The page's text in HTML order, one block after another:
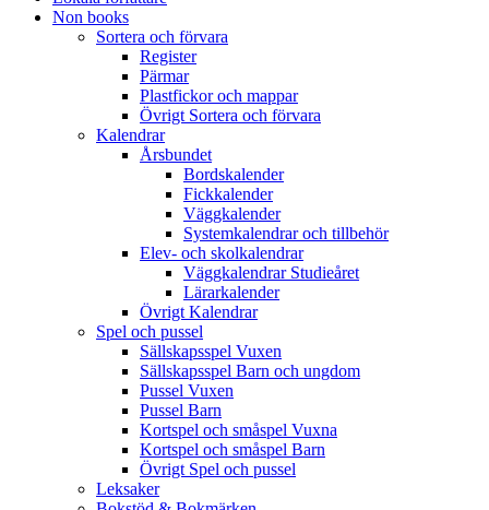
Non books
Sortera och förvara
Register
Pärmar
Plastfickor och mappar
Övrigt Sortera och förvara
Kalendrar
Årsbundet
Bordskalender
Fickkalender
Väggkalender
Systemkalendrar och tillbehör
Elev- och skolkalendrar
Väggkalendrar Studieåret
Lärarkalender
Övrigt Kalendrar
Spel och pussel
Sällskapsspel Vuxen
Sällskapsspel Barn och ungdom
Pussel Vuxen
Pussel Barn
Kortspel och småspel Vuxna
Kortspel och småspel Barn
Övrigt Spel och pussel
Leksaker